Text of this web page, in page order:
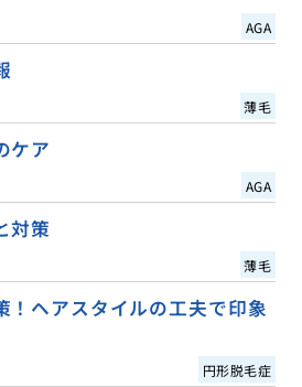
AGA
薄毛
ケア
AGA
対策
薄毛
！ヘアスタイルの工夫で印象
円形脱毛症